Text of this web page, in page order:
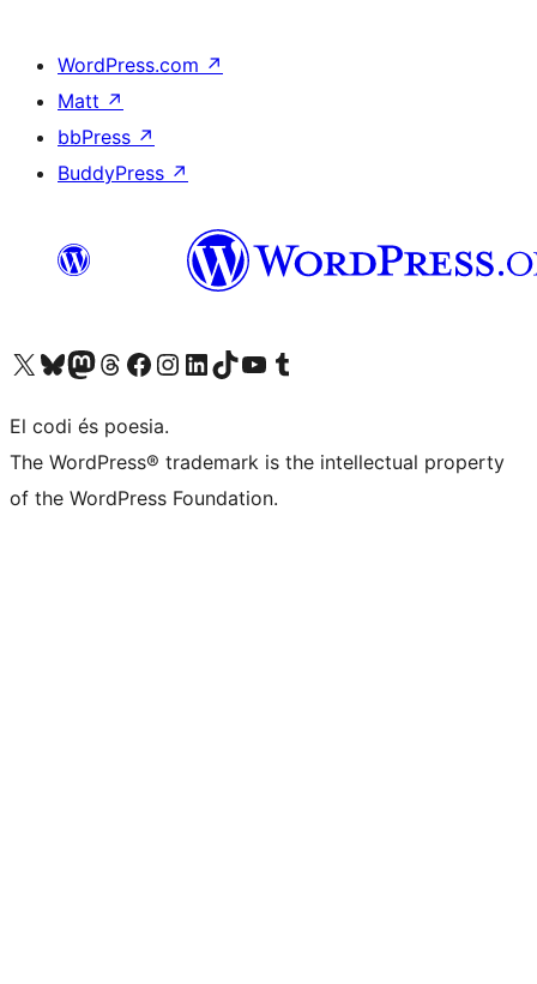
WordPress.com ↗
Matt ↗
bbPress ↗
BuddyPress ↗
Visiteu el nostre compte X (abans Twitter)
Visiteu el nostre compte de Bluesky
Visiteu el nostre compte al Mastodon
Visiteu el nostre compte de Threads
Visiteu la nostra pàgina al Facebook
Visiteu el nostre compte d'Instagram
Visiteu el nostre compte de LinkedIn
Visiteu el nostre compte de TikTok
Visiteu el nostre canal al YouTube
Visiteu el nostre compte de Tumblr
El codi és poesia.
The WordPress® trademark is the intellectual property
of the WordPress Foundation.